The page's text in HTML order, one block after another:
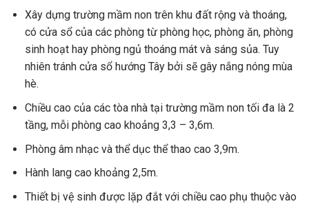
Xây dựng trường mầm non trên khu đất rộng và thoáng,
có cửa sổ của các phòng từ phòng học, phòng ăn, phòng
sinh hoạt hay phòng ngủ thoáng mát và sáng sủa. Tuy
nhiên tránh cửa sổ hướng Tây bởi sẽ gây nắng nóng mùa
hè.
Chiều cao của các tòa nhà tại trường mầm non tối đa là 2
tầng, mỗi phòng cao khoảng 3,3 – 3,6m.
Phòng âm nhạc và thể dục thể thao cao 3,9m.
Hành lang cao khoảng 2,5m.
Thiết bị vệ sinh được lặp đắt với chiều cao phụ thuộc vào